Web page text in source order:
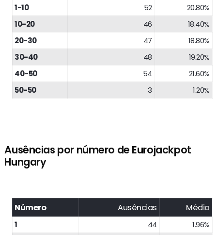
1-10 52
20.80%
10-20
46
18.40%
20-30
47
18.80%
30-40
48
19.20%
40-50
54
21.60%
50-50
3 1.20%
Ausências por número de Eurojackpot
Hungary
Número Ausências Média
1 44
1.96%